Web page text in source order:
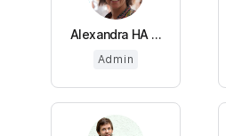
Alexandra HA ...
Admin